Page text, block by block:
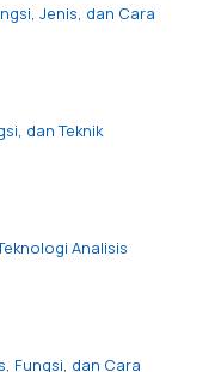
Jenis, dan Cara
dan Teknik
Analisis
Fungsi, dan Cara